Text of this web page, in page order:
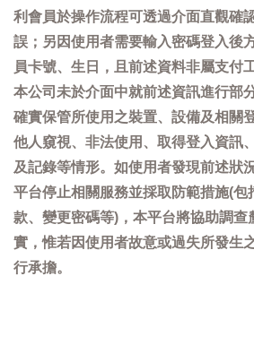
利會員於操作流程可透過介面直觀確
誤；另因使用者需要輸入密碼登入後
員卡號、生日，且前述資料非屬支付
本公司未於介面中就前述資訊進行部
確實保管所使用之裝置、設備及相關
他人窺視、非法使用、取得登入資訊
及記錄等情形。如使用者發現前述狀
平台停止相關服務並採取防範措施(包
款、變更密碼等)，本平台將協助調查
實，惟若因使用者故意或過失所發生
行承擔。